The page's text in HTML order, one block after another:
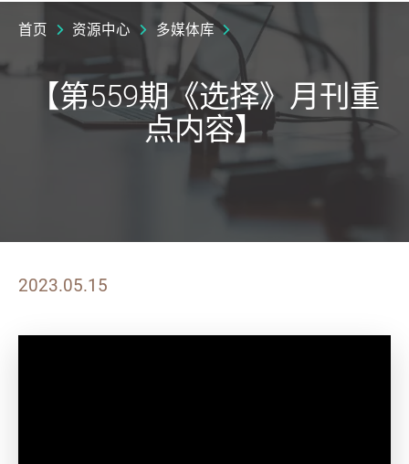
首页 资源中心 多媒体库
【第559期《选择》月刊重
点内容】
2023.05.15